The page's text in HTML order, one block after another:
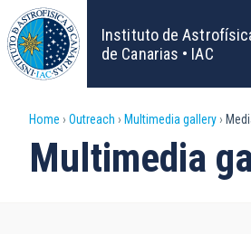
Skip
to
main
content
Instituto de
de Canarias • IAC
Breadcrumb
Home Outreach Multimedia gallery
Multimedia